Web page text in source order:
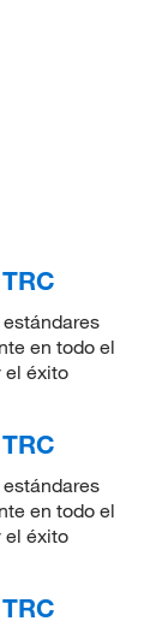
en todo el
el éxito
en todo el
el éxito